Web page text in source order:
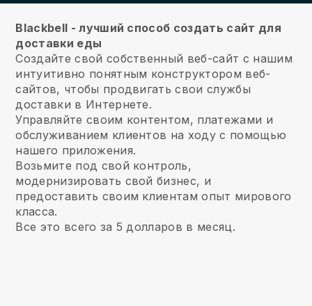
Blackbell - лучший способ создать сайт для
доставки еды
Создайте свой собственный веб-сайт с нашим
интуитивно понятным конструктором веб-
сайтов, чтобы продвигать свои службы
доставки в Интернете.
Управляйте своим контентом, платежами и
обслуживанием клиентов на ходу с помощью
нашего приложения.
Возьмите под свой контроль,
модернизировать свой бизнес, и
предоставить своим клиентам опыт мирового
класса.
Все это всего за 5 долларов в месяц.